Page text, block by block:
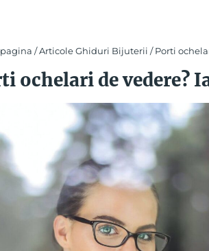
/Articole Ghiduri Bijuterii / Porti
ochelari de vedere?